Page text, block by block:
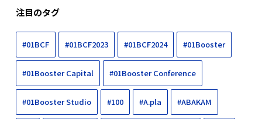
注目のタグ
#01BCF #01BCF2023 #01BCF2024 #01Booster
#01Booster Capital #01Booster Conference
#01Booster Studio #100 #A.pla #ABAKAM